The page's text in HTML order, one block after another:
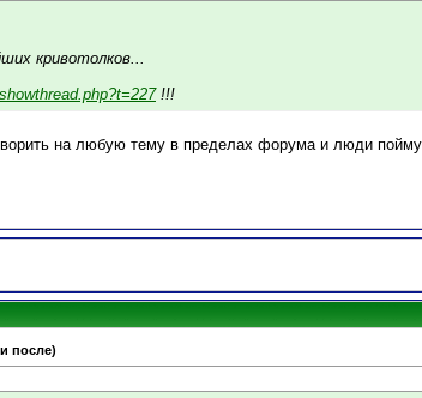
кривотолков...
!!!
на любую тему в пределах форума и люди
после)